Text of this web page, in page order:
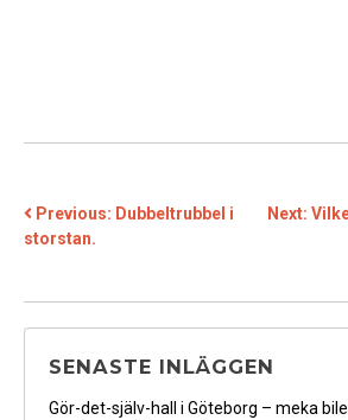
INLÄGGSNAVIGERING
Previous: Dubbeltrubbel i
storstan.
Next:
SENASTE INLÄGGEN
Gör-det-själv-hall i Göteborg – meka